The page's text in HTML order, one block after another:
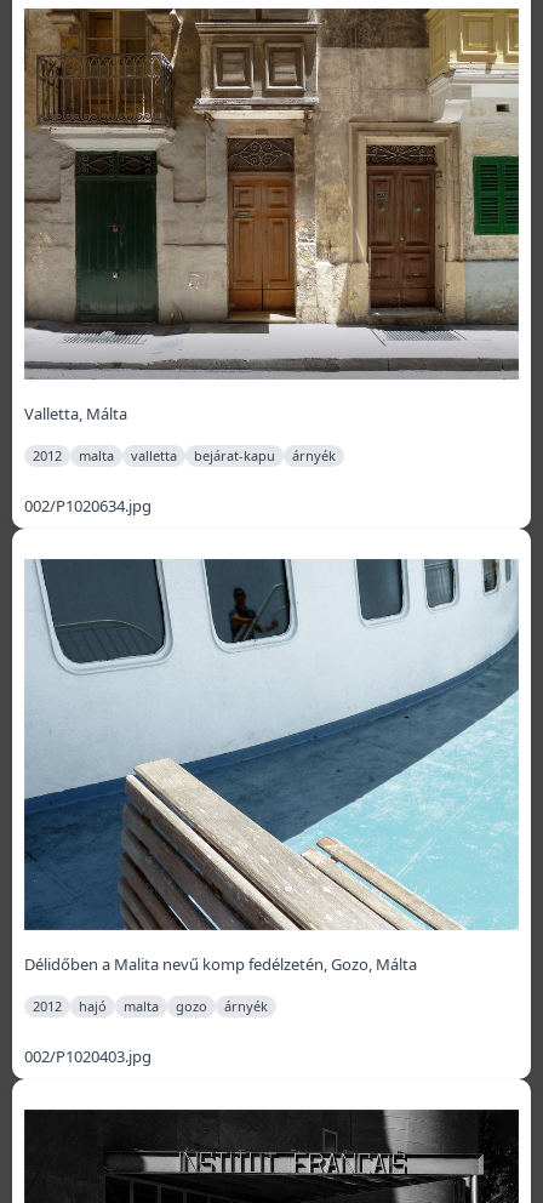
Valletta, Málta
2012 malta valletta bejárat-kapu árnyék
002/P1020634.jpg
Délidőben a Malita nevű komp fedélzetén, Gozo, Málta
2012 hajó malta gozo árnyék
002/P1020403.jpg